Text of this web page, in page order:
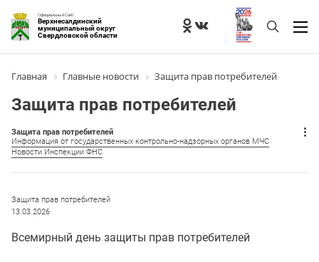
Официальный Сайт
Верхнесалдинский
муниципальный округ
Свердловской области
Главная Главные новости Защита прав потребителей
Защита прав потребителей
Защита прав потребителей
Информация от государственных контрольно-надзорных органов МЧС
Новости Инспекции ФНС
Защита прав потребителей
13.03.2026
Всемирный день защиты прав потребителей